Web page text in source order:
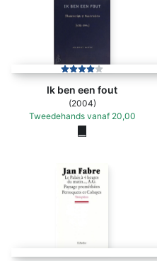
Ik ben een fout
(2004)
Tweedehands vanaf 20,00